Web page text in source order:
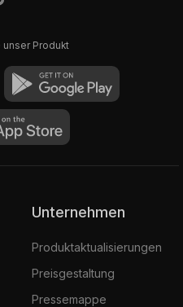
unser Produkt
Unternehmen
Produktaktualisierungen
Preisgestaltung
Pressemappe